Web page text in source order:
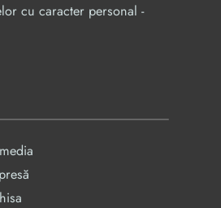
cu caracter personal -